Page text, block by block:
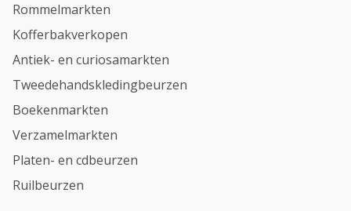
Rommelmarkten
Kofferbakverkopen
Antiek- en curiosamarkten
Tweedehandskledingbeurzen
Boekenmarkten
Verzamelmarkten
Platen- en cdbeurzen
Ruilbeurzen